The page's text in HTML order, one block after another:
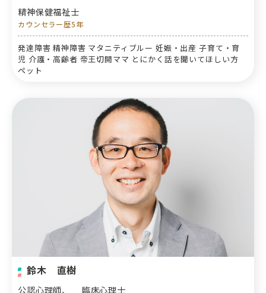
精神保健福祉士
カウンセラー歴5年
発達障害 精神障害 マタニティブルー 妊娠・出産 子育て・育
児 介護・高齢者 帝王切開ママ とにかく話を聞いてほしい方
ペット
鈴木 直樹
公認心理師、 臨床心理士